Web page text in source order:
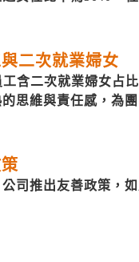
二次就業婦女
含二次就業婦女占
思維與責任感，為
司推出友善政策，